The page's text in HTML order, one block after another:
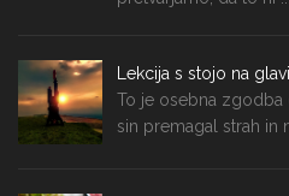
Lekcija s stojo na glavi
To je osebna zgodba
sin premagal strah in